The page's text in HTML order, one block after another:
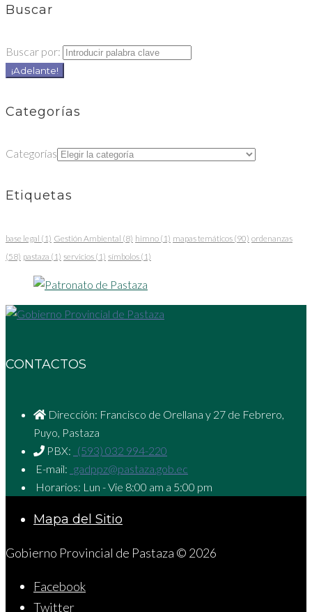
Buscar
Buscar por:
¡Adelante!
Categorías
Categorías
Etiquetas
base legal (1) Gestión Ambiental (8) himno (1) mapas temáticos (90) ordenanzas
(58) pastaza (1) servicios (1) símbolos (1)
CONTACTOS
Dirección: Francisco de Orellana y 27 de Febrero,
Puyo, Pastaza
PBX: (593) 032 994-220
E-mail: gadppz@pastaza.gob.ec
Horarios: Lun - Vie 8:00 am a 5:00 pm
Mapa del Sitio
Gobierno Provincial de Pastaza © 2026
Facebook
Twitter